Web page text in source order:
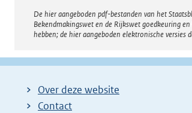
Disclaimer
De hier aangeboden pdf-bestanden van het
Bekendmakingswet en de Rijkswet goedkeuring
hebben; de hier aangeboden elektronische versies
Over deze website
Contact